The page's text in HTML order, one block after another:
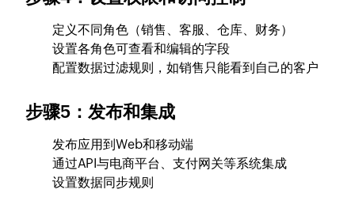
定义不同角色（销售、客服、仓库、财务）
设置各角色可查看和编辑的字段
配置数据过滤规则，如销售只能看到自己的客户
步骤5：发布和集成
发布应用到Web和移动端
通过API与电商平台、支付网关等系统集成
设置数据同步规则